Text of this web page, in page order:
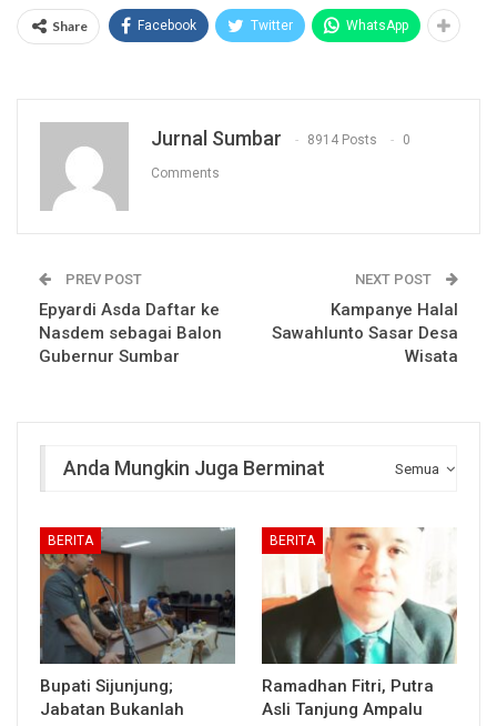
Share Facebook Twitter WhatsApp
Jurnal Sumbar 8914 Posts 0
Comments
PREV POST
Epyardi Asda Daftar ke
Nasdem sebagai Balon
Gubernur Sumbar
NEXT POST
Kampanye Halal
Sawahlunto Sasar Desa
Wisata
Semua
Anda Mungkin Juga Berminat
BERITA
Bupati Sijunjung;
Jabatan Bukanlah
BERITA
Ramadhan Fitri, Putra
Asli Tanjung Ampalu